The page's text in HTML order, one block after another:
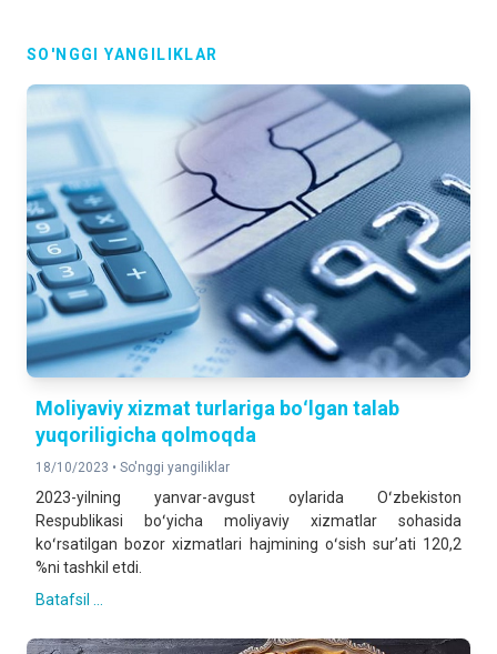
SO'NGGI YANGILIKLAR
Moliyaviy xizmat turlariga boʻlgan talab
yuqoriligicha qolmoqda
18/10/2023 • So'nggi yangiliklar
2023-yilning yanvar-avgust oylarida Oʻzbekiston
Respublikasi boʻyicha moliyaviy xizmatlar sohasida
koʻrsatilgan bozor xizmatlari hajmining oʻsish surʼati 120,2
%ni tashkil etdi.
Batafsil ...